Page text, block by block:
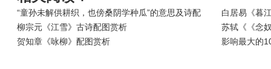
“童孙未解供耕织，也傍桑阴学种瓜”的意思及诗配
白居易《暮
柳宗元《江雪》古诗配图赏析
苏轼《《念
贺知章《咏柳》配图赏析
影响最大的